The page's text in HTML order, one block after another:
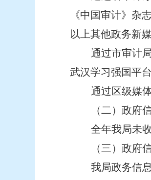
《中国审计》杂
以上其他政务新
通过市审计
武汉学习强国平
通过区级媒
（二）政府
全年我局未
（三）政府
我局政务信